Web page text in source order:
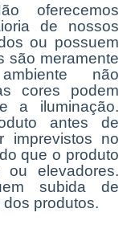
oferecemos
de nossos
ou possuem
são meramente
não
cores podem
a iluminação.
antes de
imprevistos no
que o produto
ou elevadores.
subida de
produtos.